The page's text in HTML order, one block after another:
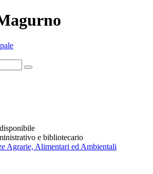
e bibliotecario
Agrarie, Alimentari ed Ambientali